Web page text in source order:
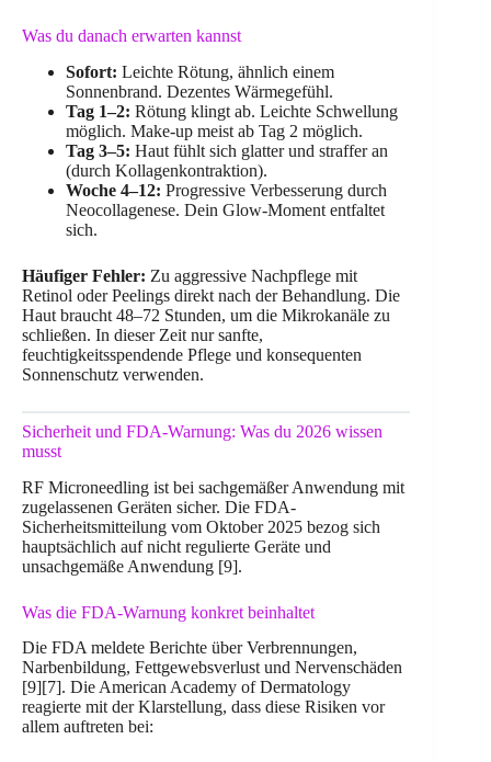
Was du danach erwarten kannst
Sofort: Leichte Rötung, ähnlich einem
Sonnenbrand. Dezentes Wärmegefühl.
Tag 1–2: Rötung klingt ab. Leichte Schwellung
möglich. Make-up meist ab Tag 2 möglich.
Tag 3–5: Haut fühlt sich glatter und straffer an
(durch Kollagenkontraktion).
Woche 4–12: Progressive Verbesserung durch
Neocollagenese. Dein Glow-Moment entfaltet
sich.
Häufiger Fehler: Zu aggressive Nachpflege mit
Retinol oder Peelings direkt nach der Behandlung. Die
Haut braucht 48–72 Stunden, um die Mikrokanäle zu
schließen. In dieser Zeit nur sanfte,
feuchtigkeitsspendende Pflege und konsequenten
Sonnenschutz verwenden.
Sicherheit und FDA-Warnung: Was du 2026 wissen
musst
RF Microneedling ist bei sachgemäßer Anwendung mit
zugelassenen Geräten sicher. Die FDA-
Sicherheitsmitteilung vom Oktober 2025 bezog sich
hauptsächlich auf nicht regulierte Geräte und
unsachgemäße Anwendung [9].
Was die FDA-Warnung konkret beinhaltet
Die FDA meldete Berichte über Verbrennungen,
Narbenbildung, Fettgewebsverlust und Nervenschäden
[9][7]. Die American Academy of Dermatology
reagierte mit der Klarstellung, dass diese Risiken vor
allem auftreten bei: